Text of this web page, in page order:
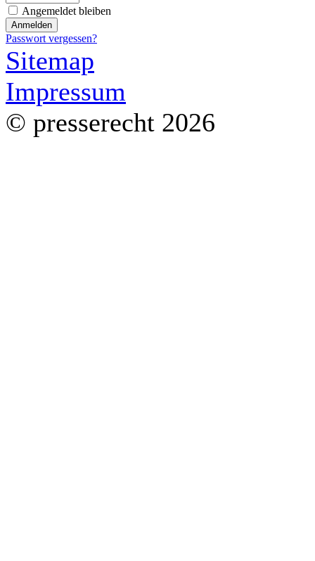
Angemeldet bleiben
Passwort vergessen?
Sitemap
Impressum
© presserecht 2026